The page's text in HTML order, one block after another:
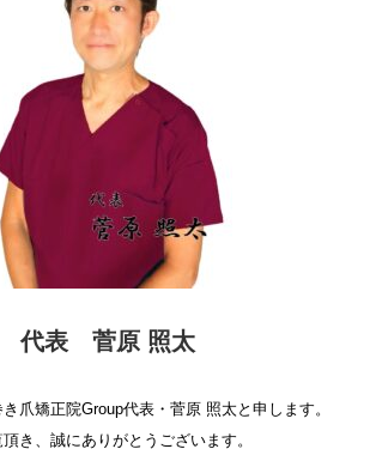
代表 菅原 照太
爪矯正院Group代表・菅原 照太と申します。
き、誠にありがとうございます。